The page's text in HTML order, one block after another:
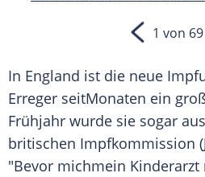
1 von 69
In England ist die neue
Erreger seitMonaten ein
Frühjahr wurde sie sogar
britischen Impfkommission
"Bevor michmein